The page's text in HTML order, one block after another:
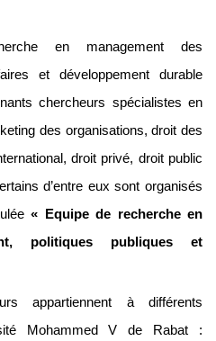
en management des
et développement durable
chercheurs spécialistes en
des organisations, droit des
droit privé, droit public
d’entre eux sont organisés
« Equipe de recherche en
politiques publiques et
appartiennent à différents
Mohammed V de Rabat :